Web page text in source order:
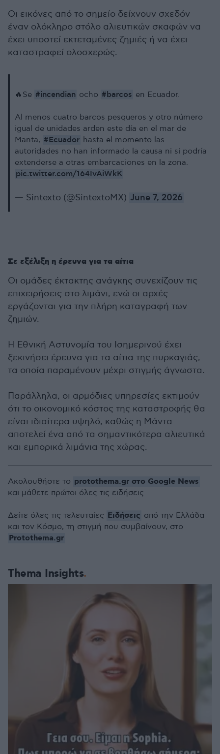
Οι εικόνες από το σημείο δείχνουν σχεδόν
έναν ολόκληρο στόλο αλιευτικών σκαφών να
έχει υποστεί εκτεταμένες ζημιές ή να έχει
καταστραφεί ολοσχερώς.
🔥Se #incendian ocho #barcos en Ecuador.
Al menos cuatro barcos pesqueros y otro número
igual de unidades arden este día en el mar de
Manta, #Ecuador hasta el momento las
autoridades no han informado la causa ni si podría
extenderse a otras embarcaciones en la zona.
pic.twitter.com/164IvAiWkK
— Sintexto (@SintextoMX) June 7, 2026
Σε εξέλιξη η έρευνα για τα αίτια
Οι ομάδες έκτακτης ανάγκης συνεχίζουν τις
επιχειρήσεις στο λιμάνι, ενώ οι αρχές
εργάζονται για την πλήρη καταγραφή των
ζημιών.
Η Εθνική Αστυνομία του Ισημερινού έχει
ξεκινήσει έρευνα για τα αίτια της πυρκαγιάς,
τα οποία παραμένουν μέχρι στιγμής άγνωστα.
Παράλληλα, οι αρμόδιες υπηρεσίες εκτιμούν
ότι το οικονομικό κόστος της καταστροφής θα
είναι ιδιαίτερα υψηλό, καθώς η Μάντα
αποτελεί ένα από τα σημαντικότερα αλιευτικά
και εμπορικά λιμάνια της χώρας.
Thema Insights
Ακολουθήστε το protothema.gr στο Google News
και μάθετε πρώτοι όλες τις ειδήσεις
Δείτε όλες τις τελευταίες Ειδήσεις από την Ελλάδα
και τον Κόσμο, τη στιγμή που συμβαίνουν, στο
Protothema.gr